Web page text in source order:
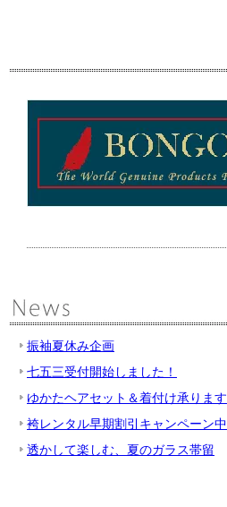
振袖夏休み企画
七五三受付開始しました！
ゆかたヘアセット＆着付け承ります
袴レンタル早期割引キャンペーン中
透かして楽しむ、夏のガラス帯留